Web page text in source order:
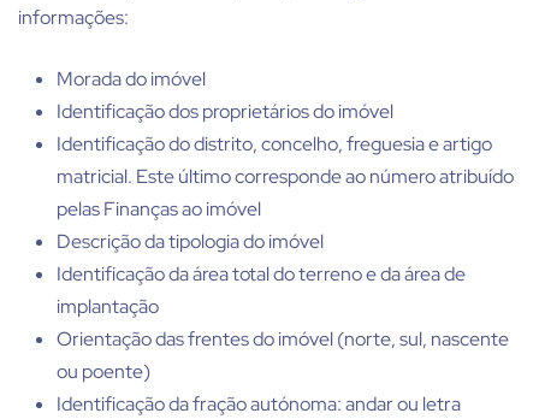
informações:
Morada do imóvel
Identificação dos proprietários do imóvel
Identificação do distrito, concelho, freguesia e artigo
matricial. Este último corresponde ao número atribuído
pelas Finanças ao imóvel
Descrição da tipologia do imóvel
Identificação da área total do terreno e da área de
implantação
Orientação das frentes do imóvel (norte, sul, nascente
ou poente)
Identificação da fração autónoma: andar ou letra